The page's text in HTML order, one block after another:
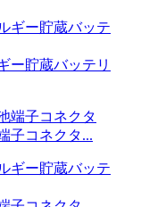
ー貯蔵バッテリ
子コネクタ...